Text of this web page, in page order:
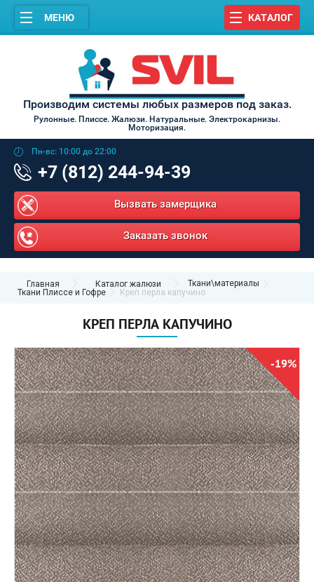
МЕНЮ КАТАЛОГ
Производим системы любых размеров под заказ.
Рулонные. Плиссе. Жалюзи. Натуральные. Электрокарнизы.
Моторизация.
Пн-вс: 10:00 до 22:00
+7 (812) 244-94-39
Вызвать замерщика
Заказать звонок
Главная Каталог жалюзи
Ткани\материалы
Ткани Плиссе и Гофре
Креп перла капучино
КРЕП ПЕРЛА КАПУЧИНО
-19%